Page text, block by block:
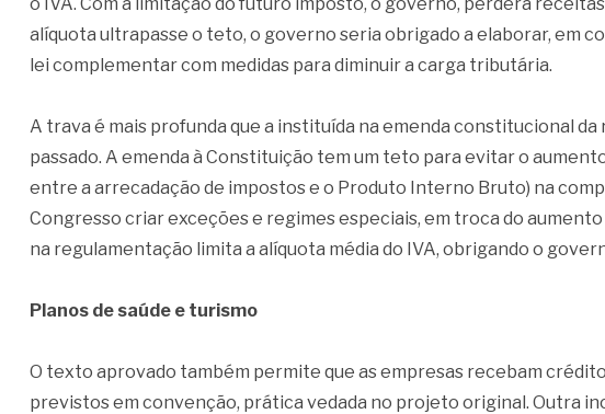
alíquota ultrapasse o teto, o governo seria obrigado a elaborar, em
lei complementar com medidas para diminuir a carga tributária.
A trava é mais profunda que a instituída na emenda constitucional
passado. A emenda à Constituição tem um teto para evitar o
entre a arrecadação de impostos e o Produto Interno Bruto) na
Congresso criar exceções e regimes especiais, em troca do
na regulamentação limita a alíquota média do IVA, obrigando o
Planos de saúde e turismo
O texto aprovado também permite que as empresas recebam
previstos em convenção, prática vedada no projeto original. Outra